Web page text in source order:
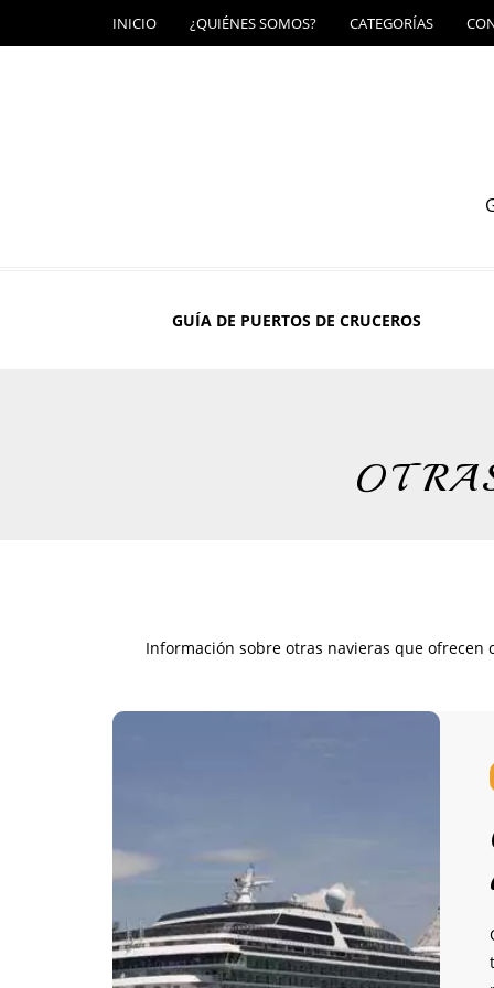
INICIO ¿QUIÉNES SOMOS? CATEGORÍAS
GUÍA DE PUERTOS DE CRUCEROS
Información sobre otras navieras que ofrecen